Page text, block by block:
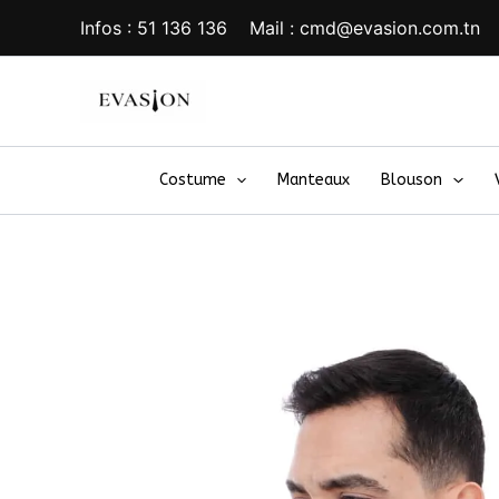
Infos : 51 136 136 Mail : cmd@evasion.com.tn
Costume Manteaux Blouson